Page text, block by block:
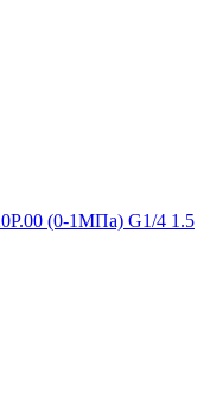
(0-1МПа) G1/4 1.5